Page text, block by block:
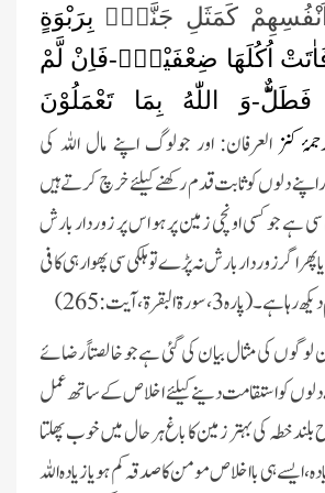
اَنْفُسِهِمْ كَمَثَلِ جَنَّةٍۭ بِرَبْوَةٍ
فَاٰتَتْ اُكُلَهَا ضِعْفَیْنِۚ-فَاِنْ لَّمْ
فَطَلٌّؕ-وَ اللّٰهُ بِمَا تَعْمَلُوْنَ
کنز العرفان: اور جولوگ اپنے مال اللہ کی
اپنے دلوں کو ثابت قدم رکھنے کیلئے خرچ کرتے ہیں
ہے جو کسی اونچی زمین پر ہو اس پر زوردار بارش
پھر اگر زور دار بارش نہ پڑے تو ہلکی سی پھوار ہی کافی
سورۃ البقرۃ، آیت: 265)
کی مثال بیان کی گئی ہےجو خالصتاً رضائے
کو استقامت دینے کیلئے اخلاص کے ساتھ عمل
خطہ کی بہتر زمین کا باغ ہر حا ل میں خوب پھلتا
ایسے ہی بااخلاص مومن کا صدقہ کم ہو یا زیادہ اللہ